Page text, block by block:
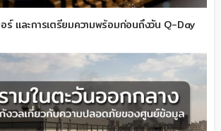
ร์ และการเตรียมความพร้อมก่อนถึงวัน Q-Day